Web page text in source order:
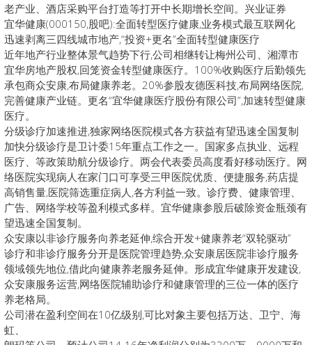
老产业、酒店采购平台打造等打开中长期增长空间。兴业证券
宜华健康(000150,股吧):全面转型医疗健康,业务模式最互联网化
迅速剥离三四线城市地产,“投资+更名”全面转型健康医疗
近年地产行业整体景气趋势下行,公司相继转让梅州公司、湘潭市
宜华房地产股权,回笼资金转型健康医疗。100%收购医疗后勤领先
承包商众安康,布局健康养老。20%参股友德医科技,布局网络医院,
完善健康产业链。更名“宜华健康医疗股份有限公司”,加速转型健康
医疗。
分级诊疗加速推进,独家网络医院模式各方获益有望迅速全国复制
加快分级诊疗是卫计委15年重点工作之一。国家多点执业、远程
医疗、等政策助航分级诊疗。两会代表委员高度看好移动医疗。网
络医院实现病人在家门口可享受三甲医院优质、便捷服务,药店提
高销售量,医院筛选重症病人,各方利益一致。诊疗费、健康管理、
广告、网络学校等盈利模式多样。宜华健康参股后破除资金瓶颈有
望迅速全国复制。
众安康以非诊疗服务向养老延伸,综合开发+健康养老“双轮驱动”
诊疗和非诊疗服务分开是医院管理趋势,众安康居医院非诊疗服务
领域领先地位,借此向健康养老服务延伸。形成宜华健康开发建设,
众安康服务运营,网络医院辅助诊疗和健康管理的三位一体的医疗
养老格局。
公司潜在盈利空间在10亿级别,可比对象主要包括万达、卫宁、海
虹、